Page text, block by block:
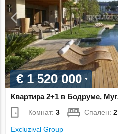
€ 1 520 000
Квартира 2+1 в Бодруме,
Комнат:3 Спален:2
Excluzival Group